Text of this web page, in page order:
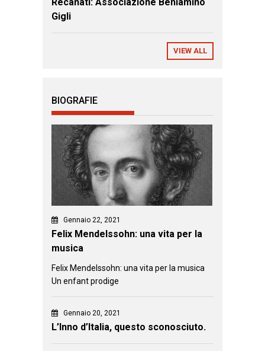
Gigli
VIEW ALL
BIOGRAFIE
Gennaio 22, 2021
Felix Mendelssohn: una vita per la
musica
Felix Mendelssohn: una vita per la musica
Un enfant prodige
Gennaio 20, 2021
L’Inno d’Italia, questo sconosciuto.